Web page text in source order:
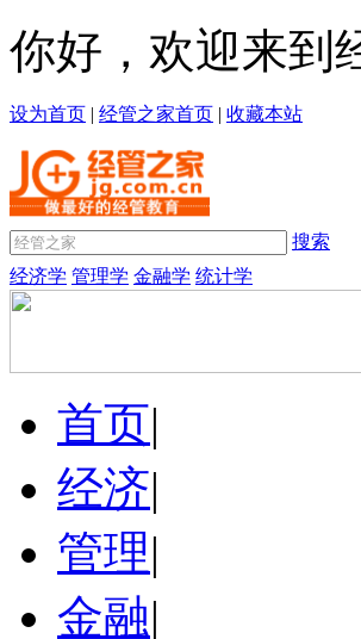
你好，欢迎来到
设为首页 | 经管之家首页 | 收藏本站
搜索
经济学 管理学 金融学 统计学
首页|
经济|
管理|
金融|